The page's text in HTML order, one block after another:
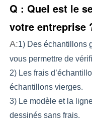
Q : Quel est le
votre entreprise
A:1) Des échantillons
vous permettre de
2) Les frais
échantillons vierges.
3) Le modèle et la
dessinés sans frais.